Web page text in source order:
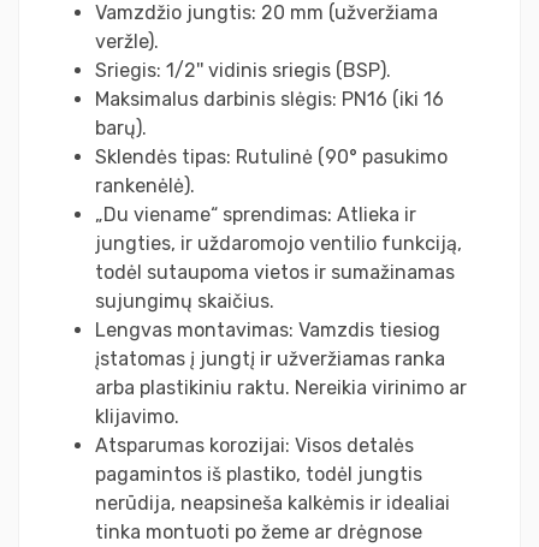
Vamzdžio jungtis: 20 mm (užveržiama
veržle).
Sriegis: 1/2'' vidinis sriegis (BSP).
Maksimalus darbinis slėgis: PN16 (iki 16
barų).
Sklendės tipas: Rutulinė (90° pasukimo
rankenėlė).
„Du viename“ sprendimas: Atlieka ir
jungties, ir uždaromojo ventilio funkciją,
todėl sutaupoma vietos ir sumažinamas
sujungimų skaičius.
Lengvas montavimas: Vamzdis tiesiog
įstatomas į jungtį ir užveržiamas ranka
arba plastikiniu raktu. Nereikia virinimo ar
klijavimo.
Atsparumas korozijai: Visos detalės
pagamintos iš plastiko, todėl jungtis
nerūdija, neapsineša kalkėmis ir idealiai
tinka montuoti po žeme ar drėgnose